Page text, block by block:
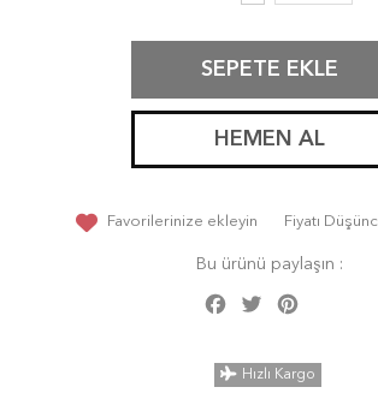
SEPETE EKLE
HEMEN AL
Favorilerinize ekleyin Fiyatı
Bu ürünü paylaşın :
Facebook
Twitter
Hızlı Kargo